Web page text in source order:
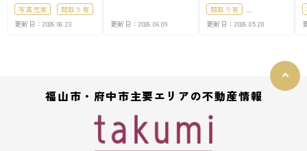
写真充実
間取り有
駐車場2台可
更新日：2026.06.23 更新日：2026.06.09
間取り有
築10年以内
南向き
上下水道完備
更新日：2026.05.20
福山市・府中市主要エリアの不動産情報